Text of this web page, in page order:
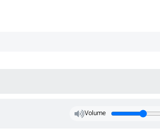
Volume